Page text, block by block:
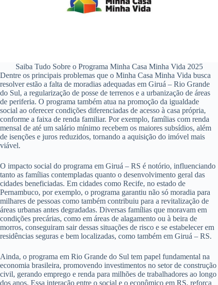
Saiba Tudo Sobre o Programa Minha Casa Minha Vida 2025
Dentre os principais problemas que o Minha Casa Minha Vida busca
resolver estão a falta de moradias adequadas em Giruá – Rio Grande
do Sul, a regularização de posse de terrenos e a urbanização de áreas
de periferia. O programa também atua na promoção da igualdade
social ao oferecer condições diferenciadas de acesso à casa própria,
conforme a faixa de renda familiar. Por exemplo, famílias com renda
mensal de até um salário mínimo recebem os maiores subsídios, além
de isenções e juros reduzidos, tornando a aquisição do imóvel mais
viável.
O impacto social do programa em Giruá – RS é notório, influenciando
tanto as famílias contempladas quanto o desenvolvimento geral das
cidades beneficiadas. Em cidades como Recife, no estado de
Pernambuco, por exemplo, o programa garantiu não só moradia para
milhares de pessoas como também contribuiu para a revitalização de
áreas urbanas antes degradadas. Diversas famílias que moravam em
condições precárias, como em áreas de alagamento ou à beira de
morros, conseguiram sair dessas situações de risco e se estabelecer em
residências seguras e bem localizadas, como também em Giruá – RS.
Ainda, o programa em Rio Grande do Sul tem papel fundamental na
economia brasileira, promovendo investimentos no setor de construção
civil, gerando emprego e renda para milhões de trabalhadores ao longo
dos anos. Essa interação entre o social e o econômico em RS, reforça